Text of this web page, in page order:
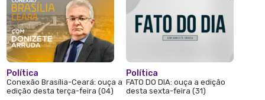
Política
Conexão Brasília-Ceará: ouça a
edição desta terça-feira (04)
Política
FATO DO DIA: ouça a edição
desta sexta-feira (31)